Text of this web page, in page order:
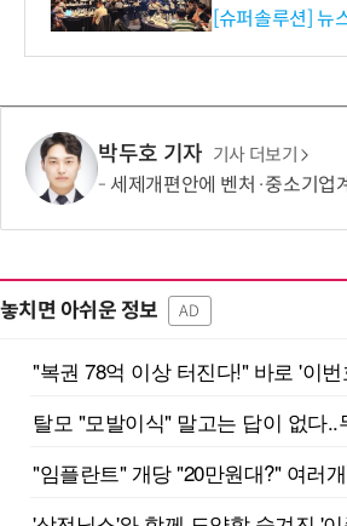
리 성료
[슈퍼솔루션] 뉴
박두호 기자 기사 더보기
세제개편안에 벤처·중소기업계 환영…“생태
놓치면 아쉬운 정보 AD